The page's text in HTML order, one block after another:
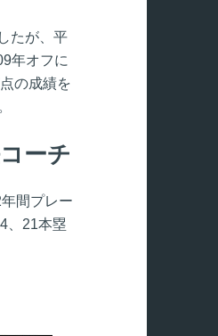
たが、平
年オフに
の成績を
ーチ
間プレー
、21本塁